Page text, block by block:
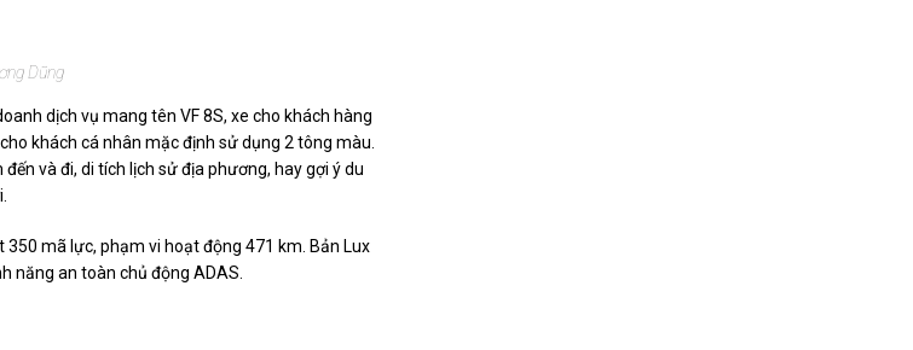
Dũng
dịch vụ mang tên VF 8S, xe cho khách hàng
khách cá nhân mặc định sử dụng 2 tông màu.
và đi, di tích lịch sử địa phương, hay gợi ý du
mã lực, phạm vi hoạt động 471 km. Bản Lux
năng an toàn chủ động ADAS.